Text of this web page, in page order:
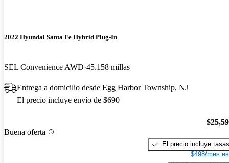
2022 Hyundai Santa Fe Hybrid Plug-In
SEL Convenience AWD 45,158 millas
Entrega a domicilio desde Egg Harbor Township, NJ
El precio incluye envío de $690
Buena oferta
El precio incluye tasas
$498/mes